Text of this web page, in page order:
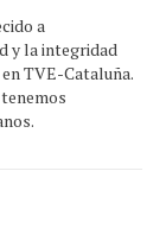
a
y la integridad
TVE-Cataluña.